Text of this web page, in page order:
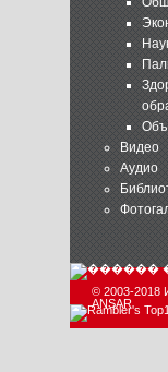
Видео
Аудио
© 2003-2018
ANSAR